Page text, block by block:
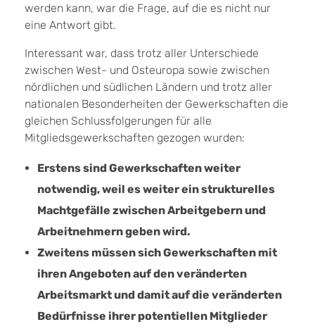
werden kann, war die Frage, auf die es nicht nur
eine Antwort gibt.
Interessant war, dass trotz aller Unterschiede
zwischen West- und Osteuropa sowie zwischen
nördlichen und südlichen Ländern und trotz aller
nationalen Besonderheiten der Gewerkschaften die
gleichen Schlussfolgerungen für alle
Mitgliedsgewerkschaften gezogen wurden:
Erstens sind Gewerkschaften weiter
notwendig, weil es weiter ein strukturelles
Machtgefälle zwischen Arbeitgebern und
Arbeitnehmern geben wird.
Zweitens müssen sich Gewerkschaften mit
ihren Angeboten auf den veränderten
Arbeitsmarkt und damit auf die veränderten
Bedürfnisse ihrer potentiellen Mitglieder